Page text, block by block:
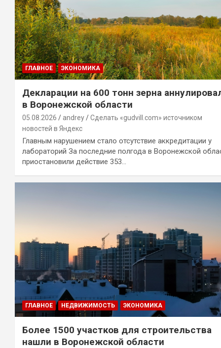
ГЛАВНОЕ ЭКОНОМИКА
Декларации на 600 тонн зерна
в Воронежской области
05.08.2026 andrey
Сделать «gudvill.com» источником
новостей в Яндекс
Главным нарушением стало отсутствие аккредитации у
лабораторий За последние полгода в Воронежской
приостановили действие 353…
ГЛАВНОЕ НЕДВИЖИМОСТЬ ЭКОНОМИКА
Более 1500 участков для строительства
нашли в Воронежской области